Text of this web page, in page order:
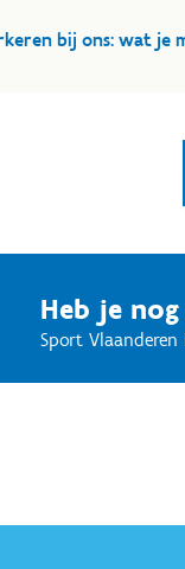
bij ons: wat je
Heb je
Sport Vlaanderen